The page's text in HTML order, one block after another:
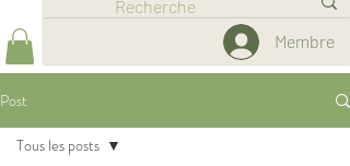
Membre
Post
Tous les posts